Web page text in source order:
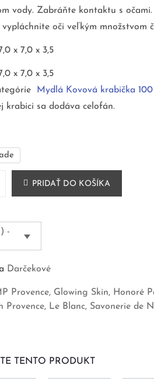
vody. Zabráňte kontaktu s
oči veľkým množstvom
x 7,0 x 3,5
x 7,0 x 3,5
Mydlá Kovová krabička
krabici sa dodáva celofán.
PRIDAŤ DO KOŠÍKA
-
Darčekové
Provence Glowing Skin
Honoré
Provence
Le Blanc Savonerie de
TENTO PRODUKT